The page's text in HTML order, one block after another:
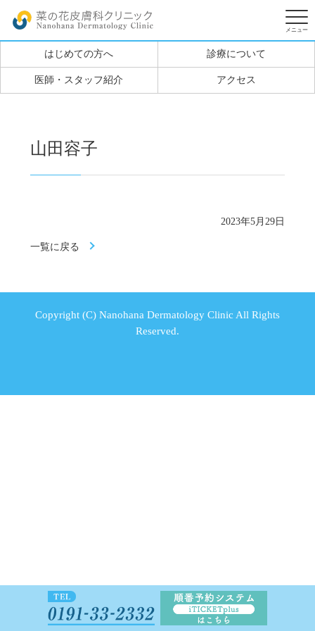
はじめての方へ 診療について
医師・スタッフ紹介 アクセス
山田容子
2023年5月29日
一覧に戻る
Copyright (C) Nanohana Dermatology Clinic All Rights
Reserved.